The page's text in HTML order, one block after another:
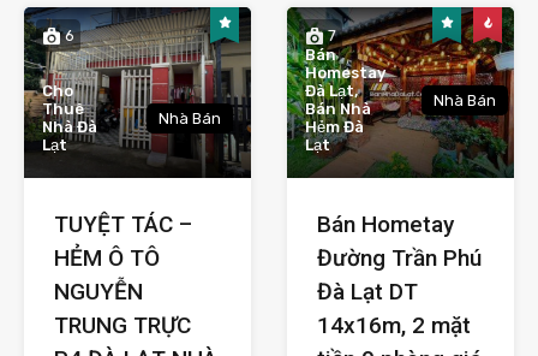
6
Cho
Thuê
Nhà Đà
Lạt
Nhà Bán
TUYỆT TÁC –
HẺM Ô TÔ
NGUYỄN
TRUNG TRỰC
7
Bán
Homestay
Đà Lạt,
Bán Nhà
Hẻm Đà
Lạt
Nhà Bán
Bán Hometay
Đường Trần Phú
Đà Lạt DT
14x16m, 2 mặt